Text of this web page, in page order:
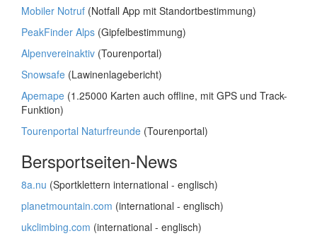
Mobiler Notruf (Notfall App mit Standortbestimmung)
PeakFinder Alps (Gipfelbestimmung)
Alpenvereinaktiv (Tourenportal)
Snowsafe (Lawinenlagebericht)
Apemape (1.25000 Karten auch offline, mit GPS und Track-
Funktion)
Tourenportal Naturfreunde (Tourenportal)
Bersportseiten-News
8a.nu (Sportklettern international - englisch)
planetmountain.com (international - englisch)
ukclimbing.com (international - englisch)